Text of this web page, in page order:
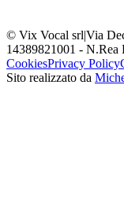
© Vix Vocal srl|Via
14389821001 - N.Rea
CookiesPrivacy Policy
Sito realizzato da